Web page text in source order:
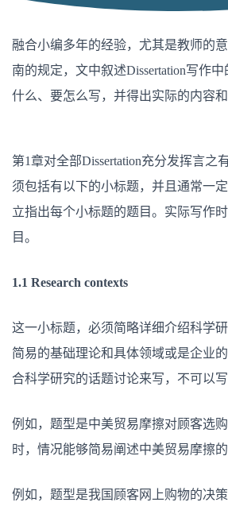
融合小编多年的经验，尤其是教师的
南的规定，文中叙述Dissertation写作中
什么、要怎么写，并得出实际的内容和
第1章对全部Dissertation充分发挥言之
须包括有以下的小标题，并且通常一
立指出每个小标题的题目。实际写作
目。
1.1 Research contexts
这一小标题，必须简略详细介绍科学
简易的基础理论和具体领域或是企业
合科学研究的话题讨论来写，不可以写
例如，题型是中美贸易摩擦对顾客选
时，情况能够简易阐述中美贸易摩擦
例如，题型是我国顾客网上购物的决